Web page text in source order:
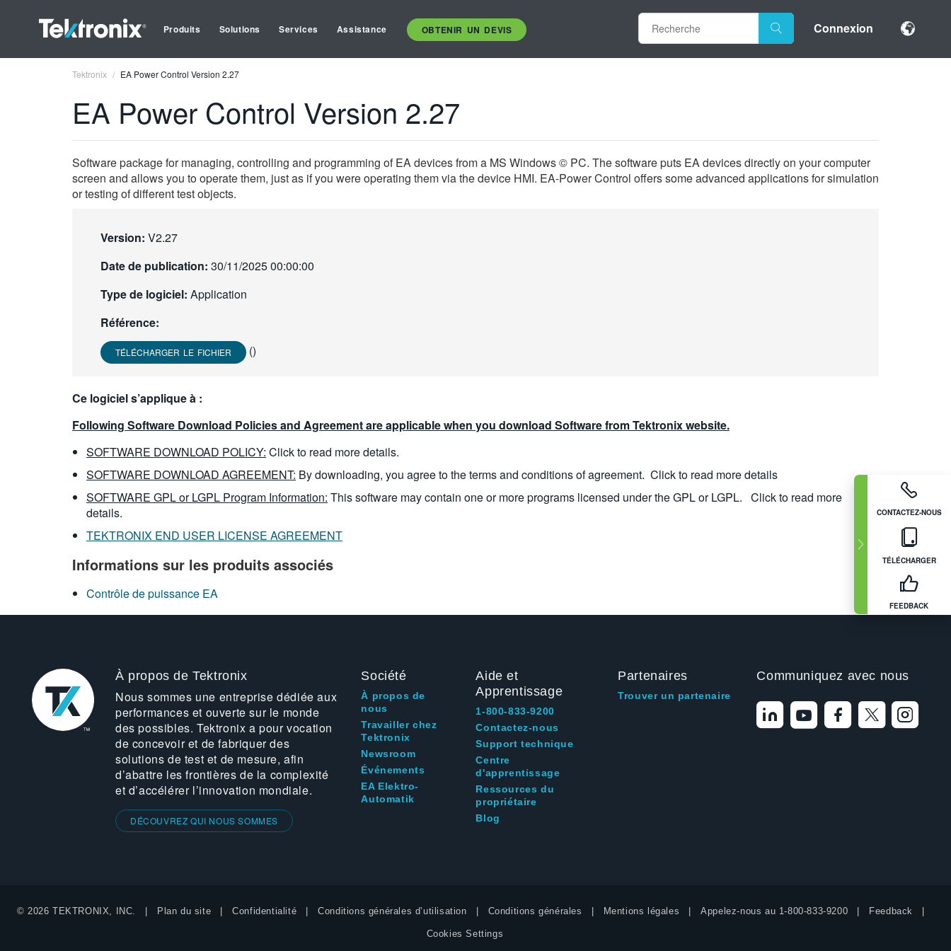
Produits Solutions Services Assistance OBTENIR UN DEVIS Connexion
CONTACTEZ-NOUS
TÉLÉCHARGER
FEEDBACK
Tektronix EA Power Control Version 2.27
EA Power Control Version 2.27
Software package for managing, controlling and programming of EA devices from a MS Windows © PC. The software puts EA devices directly on your computer
screen and allows you to operate them, just as if you were operating them via the device HMI. EA-Power Control offers some advanced applications for simulation
or testing of different test objects.
Version: V2.27
Date de publication: 30/11/2025 00:00:00
Type de logiciel: Application
Référence:
TÉLÉCHARGER LE FICHIER ()
Ce logiciel s’applique à :
Following Software Download Policies and Agreement are applicable when you download Software from Tektronix website.
SOFTWARE DOWNLOAD POLICY: Click to read more details.
SOFTWARE DOWNLOAD AGREEMENT: By downloading, you agree to the terms and conditions of agreement. Click to read more details
SOFTWARE GPL or LGPL Program Information: This software may contain one or more programs licensed under the GPL or LGPL. Click to read more
details.
TEKTRONIX END USER LICENSE AGREEMENT
Informations sur les produits associés
Contrôle de puissance EA
À propos de Tektronix
Nous sommes une entreprise dédiée aux
performances et ouverte sur le monde
des possibles. Tektronix a pour vocation
de concevoir et de fabriquer des
solutions de test et de mesure, afin
d’abattre les frontières de la complexité
et d’accélérer l’innovation mondiale.
DÉCOUVREZ QUI NOUS SOMMES
Société
À propos de
nous
Travailler chez
Tektronix
Newsroom
Événements
EA Elektro-
Automatik
Aide et
Apprentissage
1-800-833-9200
Contactez-nous
Support technique
Centre
d'apprentissage
Ressources du
propriétaire
Blog
Partenaires
Trouver un partenaire
Communiquez avec nous
© 2026 TEKTRONIX, INC. Plan du site Confidentialité Conditions générales d’utilisation Conditions générales Mentions légales Appelez-nous au 1-800-833-9200 Feedback
Cookies Settings